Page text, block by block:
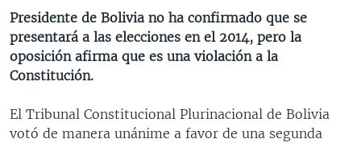
CIENCIA Y SALUD
VISIÓN 360
LAS CLAVES
PANORAMA
AUDIONOTICIAS
BUENOS DÍAS AMÉRICA
ESTADOS UNIDOS AL DÍA
FORO [RADIO]
DOCUMENTALES DE LA VOA
Learning English
Presidente de Bolivia no ha confirmado que se
presentará a las elecciones en el 2014, pero la
oposición afirma que es una violación a la
Constitución.
El Tribunal Constitucional Plurinacional de Bolivia
votó de manera unánime a favor de una segunda